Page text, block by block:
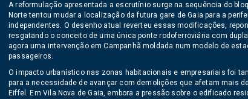
A reformulação apresentada a escrutínio surge na sequência do
Norte tentou mudar a localização da futura gare de Gaia para a
independentes. O desenho atual reverteu essas modificações,
resgatando o conceito de uma única ponte rodoferroviária com
agora uma intervenção em Campanhã moldada num modelo de
passageiros.
O impacto urbanístico nas zonas habitacionais e empresariais foi
para a necessidade de avançar com demolições que afetam mais
Eiffel. Em Vila Nova de Gaia, embora a pressão sobre o edificado